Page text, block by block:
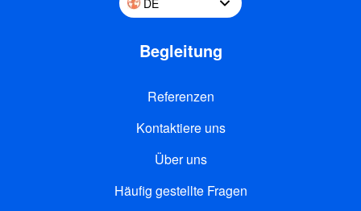
Begleitung
Referenzen
Kontaktiere uns
Über uns
Häufig gestellte Fragen